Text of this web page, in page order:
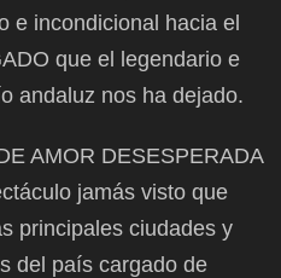
e incondicional hacia el
que el legendario e
andaluz nos ha dejado.
AMOR DESESPERADA
jamás visto que
principales ciudades y
del país cargado de